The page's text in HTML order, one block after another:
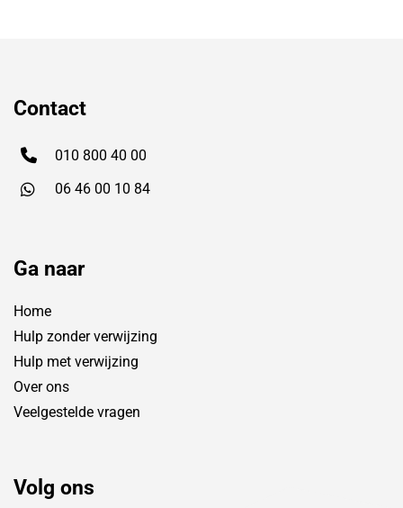
Contact
010 800 40 00
06 46 00 10 84
Ga naar
Home
Hulp zonder verwijzing
Hulp met verwijzing
Over ons
Veelgestelde vragen
Volg ons